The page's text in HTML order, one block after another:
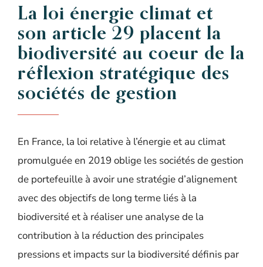
La loi énergie climat et
son article 29 placent la
biodiversité au coeur de la
réflexion stratégique des
sociétés de gestion
En France, la loi relative à l’énergie et au climat
promulguée en 2019 oblige les sociétés de gestion
de portefeuille à avoir une stratégie d’alignement
avec des objectifs de long terme liés à la
biodiversité et à réaliser une analyse de la
contribution à la réduction des principales
pressions et impacts sur la biodiversité définis par